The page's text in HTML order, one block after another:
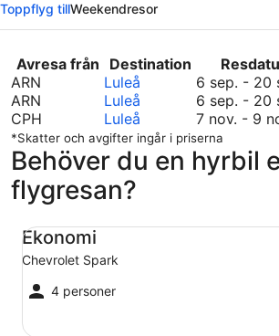
Toppflyg tillWeekendresor
Avresa från Destination
ARN
Luleå 6 sep. - 20
ARN
Luleå 6 sep. - 20
CPH
Luleå 7 nov. - 9
*Skatter och avgifter ingår i priserna
Behöver du en hyrbil
flygresan?
Ekonomi
Chevrolet Spark
4 personer
Ekonomi Chevrolet Spark